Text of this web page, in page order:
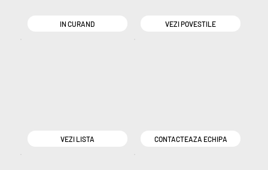
IN CURAND VEZI POVESTILE
VEZI LISTA CONTACTEAZA ECHIPA